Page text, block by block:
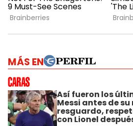
MÁS EN
Así fueron los
Messi antes de
resguardo,
con Lionel